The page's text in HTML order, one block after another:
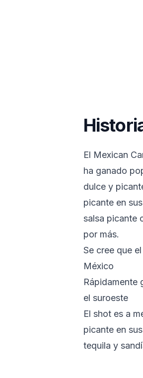
El Mexican
ha ganado
dulce y
picante en
salsa picante
por más.
Se cree que
México
Rápidamente
el suroeste
El shot es a
picante en
tequila y